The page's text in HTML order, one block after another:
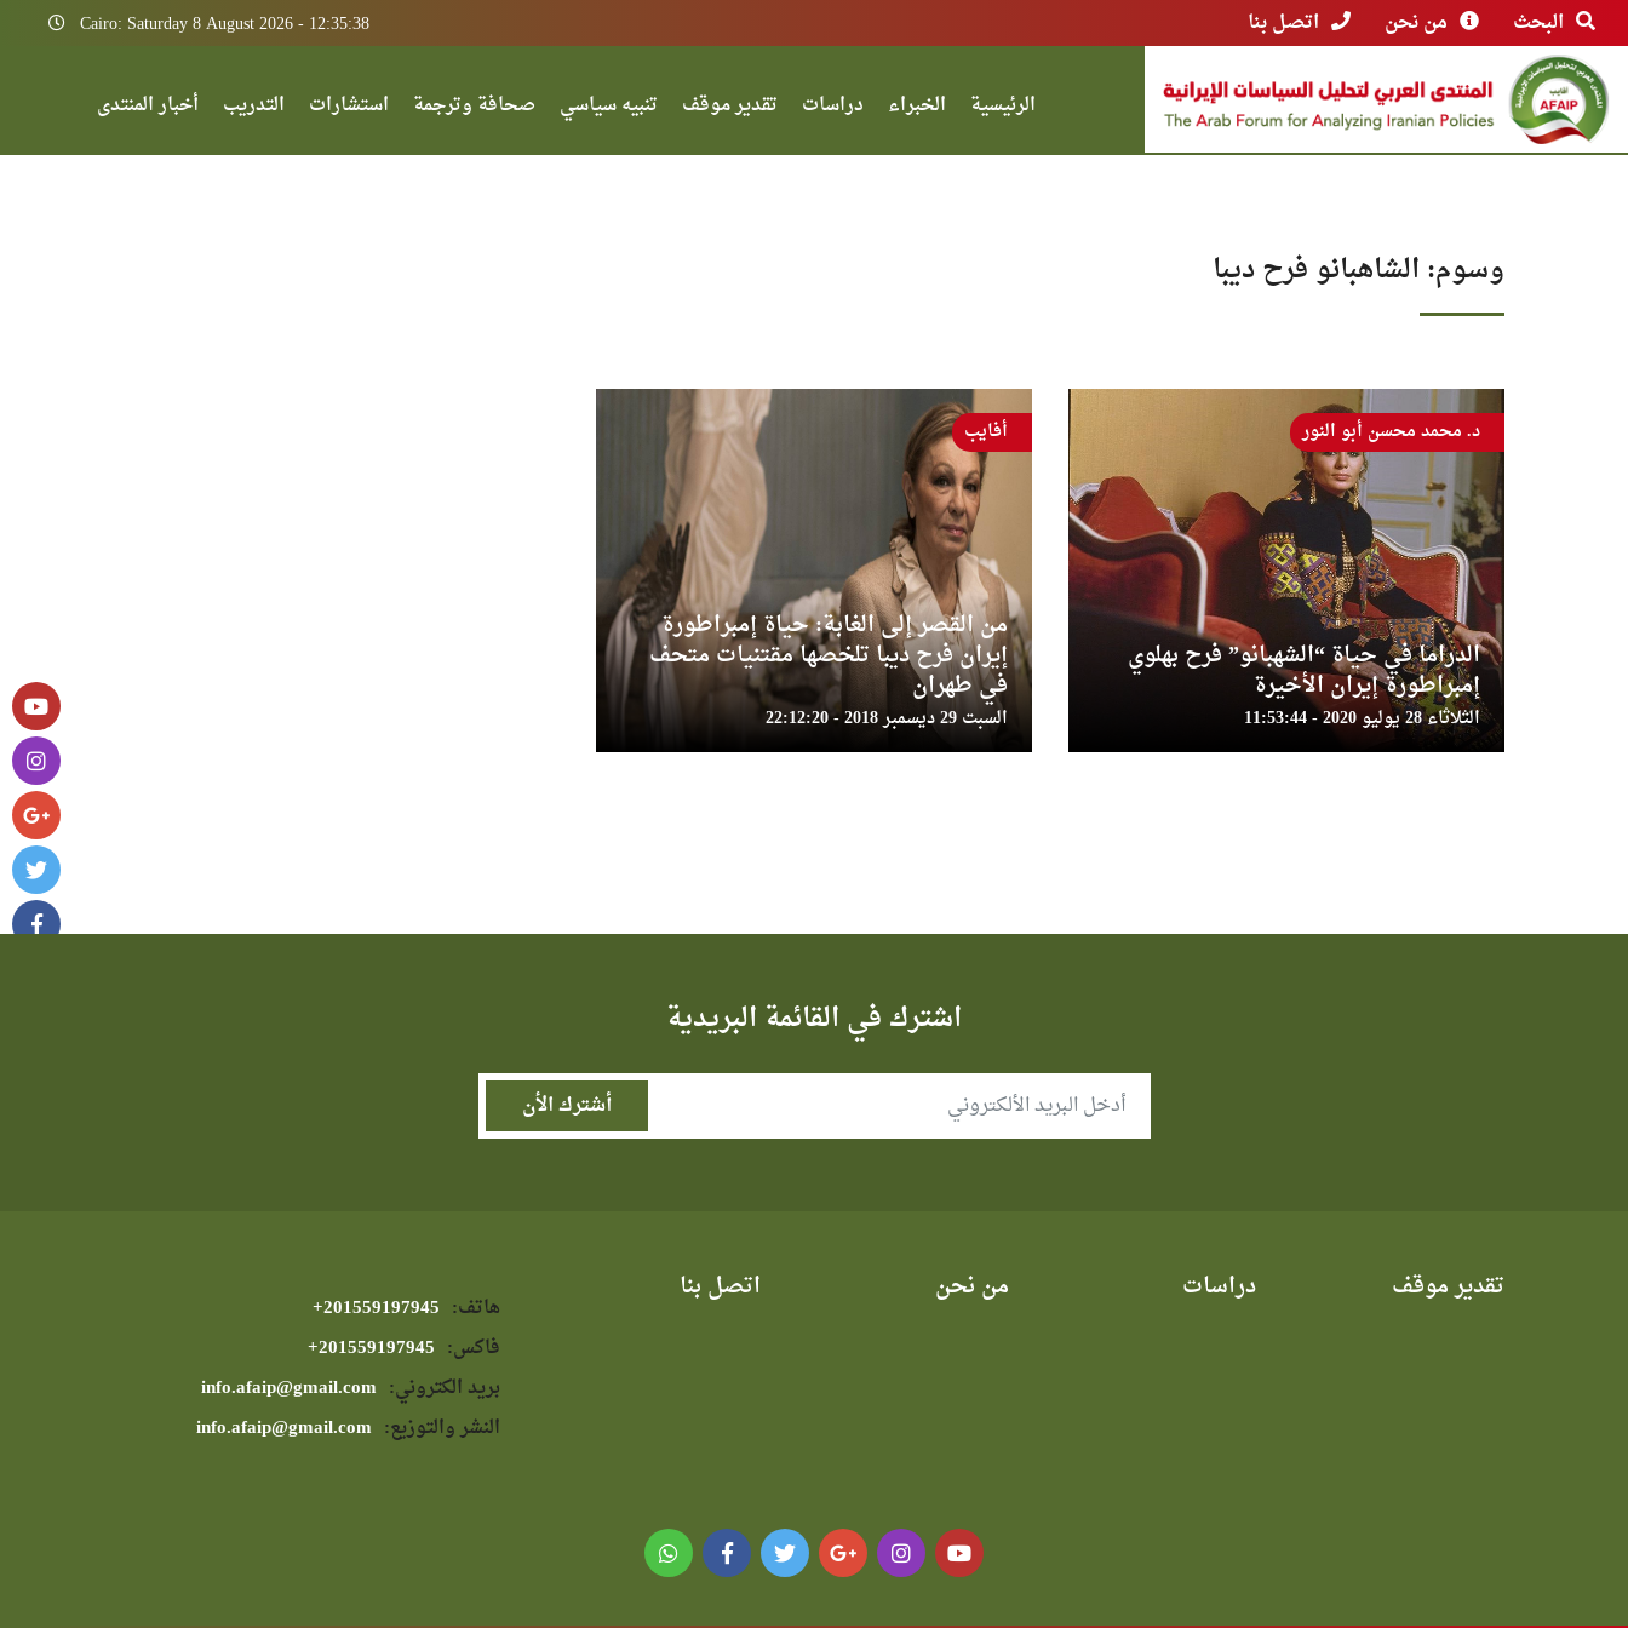
البحث من نحن اتصل بنا Cairo: Saturday 8 August 2026 - 12:35:38
الرئيسية الخبراء دراسات تقدير موقف تنبيه سياسي صحافة وترجمة استشارات التدريب أخبار المنتدى
وسوم: الشاهبانو فرح ديبا
الدراما في حياة “الشهبانو” فرح بهلوي
إمبراطورة إيران الأخيرة
الثلاثاء 28 يوليو 2020 - 11:53:44
د. محمد محسن أبو النور
من القصر إلى الغابة: حياة إمبراطورة
إيران فرح ديبا تلخصها مقتنيات متحف
في طهران
السبت 29 ديسمبر 2018 - 22:12:20
أفايب
اشترك في القائمة البريدية
تقدير موقف دراسات من نحن اتصل بنا
هاتف:
فاكس:
بريد الكتروني:
النشر والتوزيع: